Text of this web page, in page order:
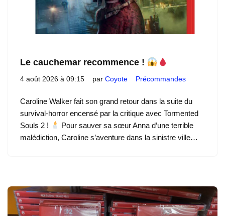
Le cauchemar recommence !
4 août 2026 à 09:15 par Coyote Précommandes
Caroline Walker fait son grand retour dans la suite du
survival-horror encensé par la critique avec Tormented
Souls 2 !
Pour sauver sa sœur Anna d’une terrible
malédiction, Caroline s’aventure dans la sinistre ville…